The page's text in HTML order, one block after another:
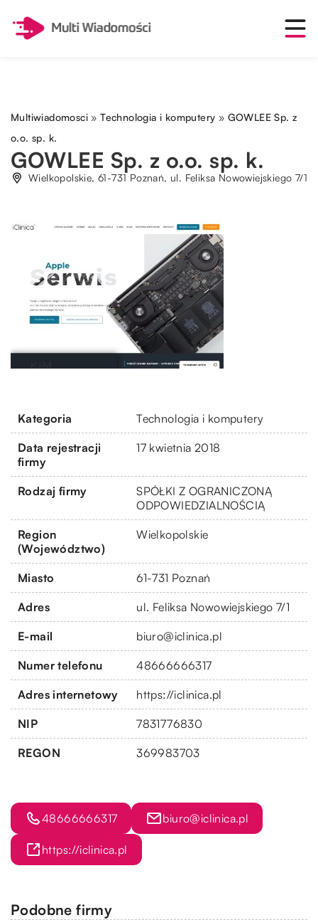
Multiwiadomosci »Technologia i komputery » GOWLEE Sp. z
o.o. sp. k.
GOWLEE Sp. z o.o. sp. k.
Wielkopolskie, 61-731 Poznań, ul. Feliksa Nowowiejskiego 7/1
Kategoria Technologia i komputery
Data rejestracji
firmy
17 kwietnia 2018
Rodzaj firmy
SPÓŁKI Z OGRANICZONĄ
ODPOWIEDZIALNOŚCIĄ
Region
(Województwo)
Wielkopolskie
Miasto 61-731 Poznań
Adres ul. Feliksa Nowowiejskiego 7/1
E-mail biuro@iclinica.pl
Numer telefonu 48666666317
Adres internetowy https://iclinica.pl
NIP 7831776830
REGON 369983703
48666666317 biuro@iclinica.pl
https://iclinica.pl
Podobne firmy